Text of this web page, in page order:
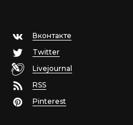
Вконтакте
Twitter
Livejournal
RSS
Pinterest